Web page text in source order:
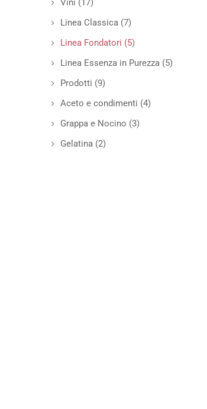
Vini (17)
Linea Classica (7)
Linea Fondatori (5)
Linea Essenza in Purezza (5)
Prodotti (9)
Aceto e condimenti (4)
Grappa e Nocino (3)
Gelatina (2)